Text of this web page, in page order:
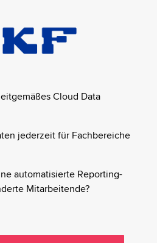
Cloud Data
jederzeit für Fachbereiche
automatisierte Reporting-
Mitarbeitende?